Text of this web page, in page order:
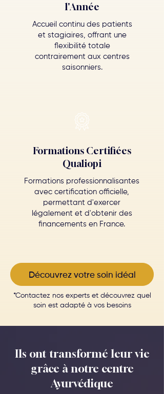
l'Année
Accueil continu des patients
et stagiaires, offrant une
flexibilité totale
contrairement aux centres
saisonniers.
Formations Certifiées
Qualiopi
Formations professionnalisantes
avec certification officielle,
permettant d'exercer
légalement et d'obtenir des
financements en France.
Découvrez votre soin idéal
*Contactez nos experts et découvrez quel
soin est adapté à vos besoins
Ils ont transformé leur vie
grâce à notre centre
Ayurvédique